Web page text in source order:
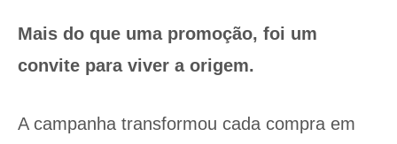
Mais do que uma promoção, foi um
convite para viver a origem.
A campanha transformou cada compra em